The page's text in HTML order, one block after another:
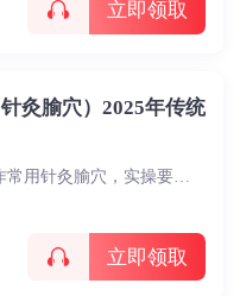
立即领取
针灸腧穴）2025年传统
技能操作常用针灸腧穴，实操要领掌握
立即领取